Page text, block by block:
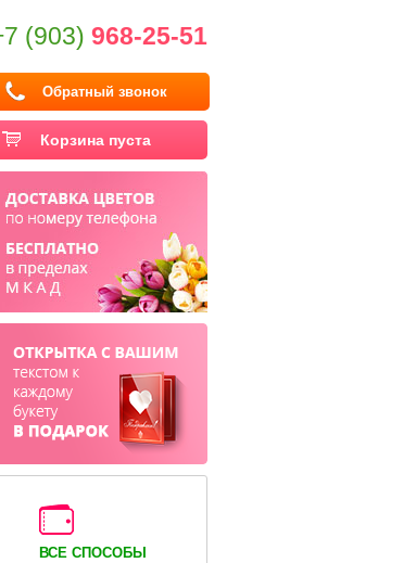
(903) 968-25-51
Обратный звонок
Корзина пуста
ВСЕ СПОСОБЫ